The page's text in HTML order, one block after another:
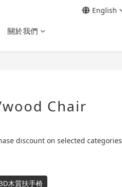
English
關於我們
Chair
discount on selected categories
木質扶手椅